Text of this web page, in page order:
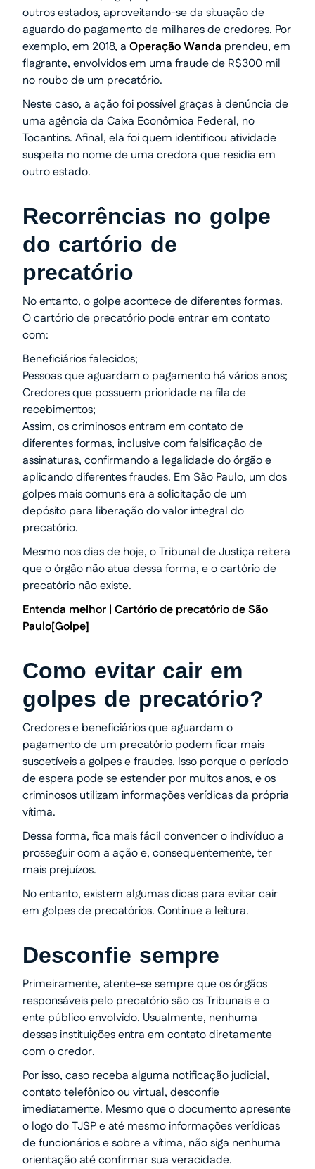
outros estados, aproveitando-se da situação de
aguardo do pagamento de milhares de credores. Por
exemplo, em 2018, a Operação Wanda prendeu, em
flagrante, envolvidos em uma fraude de R$300 mil
no roubo de um precatório.
Neste caso, a ação foi possível graças à denúncia de
uma agência da Caixa Econômica Federal, no
Tocantins. Afinal, ela foi quem identificou atividade
suspeita no nome de uma credora que residia em
outro estado.
Recorrências no golpe
do cartório de
precatório
No entanto, o golpe acontece de diferentes formas.
O cartório de precatório pode entrar em contato
com:
Beneficiários falecidos;
Pessoas que aguardam o pagamento há vários anos;
Credores que possuem prioridade na fila de
recebimentos;
Assim, os criminosos entram em contato de
diferentes formas, inclusive com falsificação de
assinaturas, confirmando a legalidade do órgão e
aplicando diferentes fraudes. Em São Paulo, um dos
golpes mais comuns era a solicitação de um
depósito para liberação do valor integral do
precatório.
Mesmo nos dias de hoje, o Tribunal de Justiça reitera
que o órgão não atua dessa forma, e o cartório de
precatório não existe.
Entenda melhor | Cartório de precatório de São
Paulo[Golpe]
Como evitar cair em
golpes de precatório?
Credores e beneficiários que aguardam o
pagamento de um precatório podem ficar mais
suscetíveis a golpes e fraudes. Isso porque o período
de espera pode se estender por muitos anos, e os
criminosos utilizam informações verídicas da própria
vítima.
Dessa forma, fica mais fácil convencer o indivíduo a
prosseguir com a ação e, consequentemente, ter
mais prejuízos.
No entanto, existem algumas dicas para evitar cair
em golpes de precatórios. Continue a leitura.
Desconfie sempre
Primeiramente, atente-se sempre que os órgãos
responsáveis pelo precatório são os Tribunais e o
ente público envolvido. Usualmente, nenhuma
dessas instituições entra em contato diretamente
com o credor.
Por isso, caso receba alguma notificação judicial,
contato telefônico ou virtual, desconfie
imediatamente. Mesmo que o documento apresente
o logo do TJSP e até mesmo informações verídicas
de funcionários e sobre a vítima, não siga nenhuma
orientação até confirmar sua veracidade.